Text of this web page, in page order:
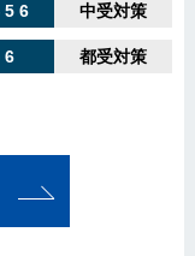
5 6 中受対策
6 都受対策